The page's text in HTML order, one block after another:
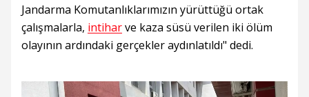
Jandarma Komutanlıklarımızın yürüttüğü ortak
çalışmalarla, intiharve kaza süsü verilen iki ölüm
olayının ardındaki gerçekler aydınlatıldı" dedi.